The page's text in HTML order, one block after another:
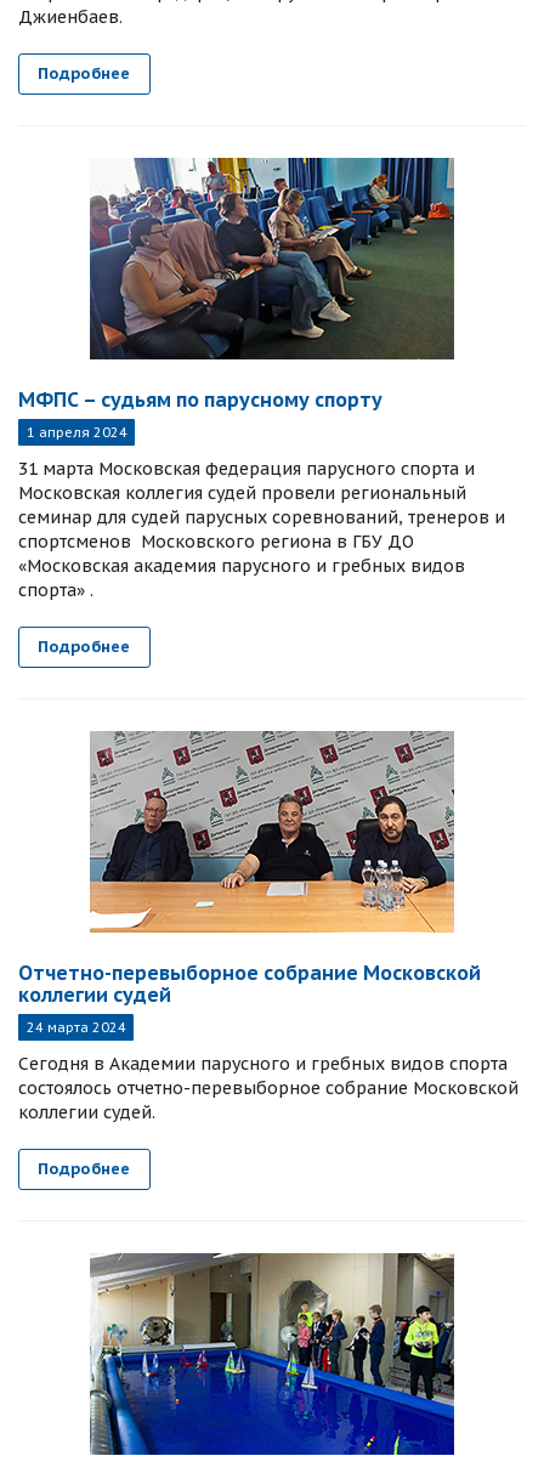
Джиенбаев.
Подробнее
МФПС – судьям по парусному спорту
1 апреля 2024
31 марта Московская федерация парусного спорта и
Московская коллегия судей провели региональный
семинар для судей парусных соревнований, тренеров и
спортсменов Московского региона в ГБУ ДО
«Московская академия парусного и гребных видов
спорта» .
Подробнее
Отчетно-перевыборное собрание Московской
коллегии судей
24 марта 2024
Сегодня в Академии парусного и гребных видов спорта
состоялось отчетно-перевыборное собрание Московской
коллегии судей.
Подробнее